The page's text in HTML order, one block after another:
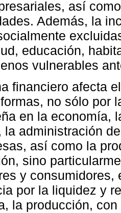
así
Además, la
educación,
vulnerables
financiero afecta
no sólo por
en la economía,
la administración
así como la
sino
y
por la liquidez y
la producción,